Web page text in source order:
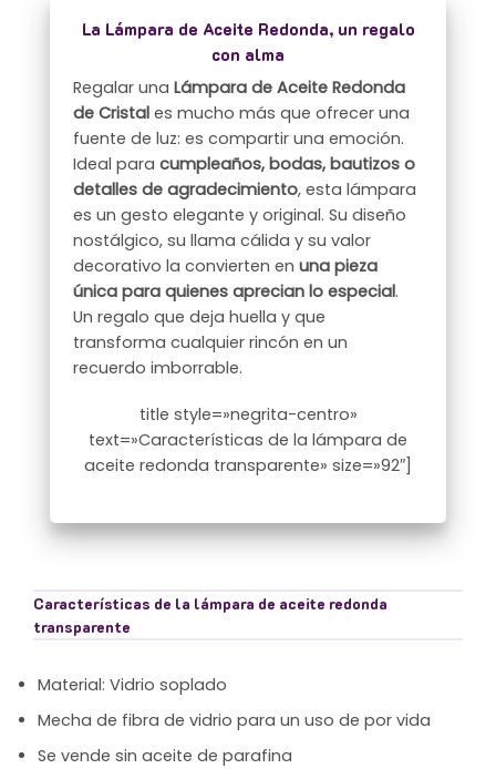
La Lámpara de Aceite Redonda, un regalo
con alma
Regalar unaLámpara de Aceite Redonda
de Cristal es mucho más que ofrecer una
fuente de luz: es compartir una emoción.
Ideal paracumpleaños, bodas, bautizos o
detalles de agradecimiento, esta lámpara
es un gesto elegante y original. Su diseño
nostálgico, su llama cálida y su valor
decorativo la convierten enuna pieza
única para quienes aprecian lo especial.
Un regalo que deja huella y que
transforma cualquier rincón en un
recuerdo imborrable.
title style=»negrita-centro»
text=»Características de la lámpara de
aceite redonda transparente» size=»92″]
Características de la lámpara de aceite redonda
transparente
Material: Vidrio soplado
Mecha de fibra de vidrio para un uso de por vida
Se vende sin aceite de parafina